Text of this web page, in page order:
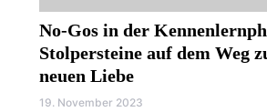
No-Gos in der
Stolpersteine auf dem Weg
neuen Liebe
19. November 2023